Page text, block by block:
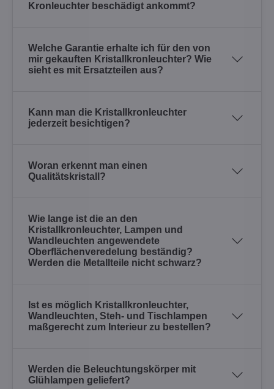
Kronleuchter beschädigt ankommt?
Welche Garantie erhalte ich für den von
mir gekauften Kristallkronleuchter? Wie
sieht es mit Ersatzteilen aus?
Kann man die Kristallkronleuchter
jederzeit besichtigen?
Woran erkennt man einen
Qualitätskristall?
Wie lange ist die an den
Kristallkronleuchter, Lampen und
Wandleuchten angewendete
Oberflächenveredelung beständig?
Werden die Metallteile nicht schwarz?
Ist es möglich Kristallkronleuchter,
Wandleuchten, Steh- und Tischlampen
maßgerecht zum Interieur zu bestellen?
Werden die Beleuchtungskörper mit
Glühlampen geliefert?